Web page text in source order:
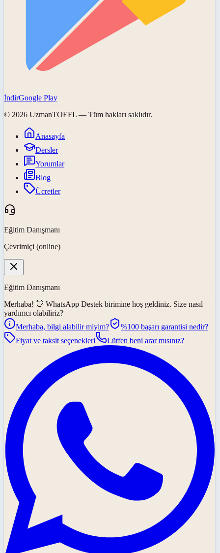
İndirGoogle Play
© 2026 UzmanTOEFL — Tüm hakları saklıdır.
Anasayfa
Dersler
Yorumlar
Blog
Ücretler
Eğitim Danışmanı
Çevrimiçi (online)
Eğitim Danışmanı
Merhaba! 👋 WhatsApp Destek birimine hoş geldiniz. Size nasıl
yardımcı olabiliriz?
Merhaba, bilgi alabilir miyim?
%100 başarı garantisi nedir?
Fiyat ve taksit seçenekleri
Lütfen beni arar mısınız?